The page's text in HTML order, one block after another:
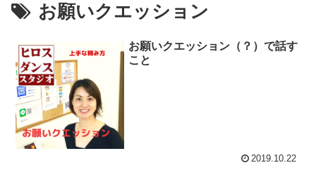
お願いクエッション
お願いクエッション（？）で話す
こと
2019.10.22